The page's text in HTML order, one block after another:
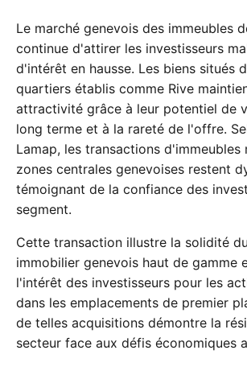
Le marché genevois des immeubles
continue d'attirer les investisseurs
d'intérêt en hausse. Les biens situés
quartiers établis comme Rive
attractivité grâce à leur potentiel de
long terme et à la rareté de l'offre.
Lamap, les transactions d'immeubles
zones centrales genevoises restent
témoignant de la confiance des
segment.
Cette transaction illustre la solidité
immobilier genevois haut de gamme
l'intérêt des investisseurs pour les
dans les emplacements de premier
de telles acquisitions démontre la
secteur face aux défis économiques